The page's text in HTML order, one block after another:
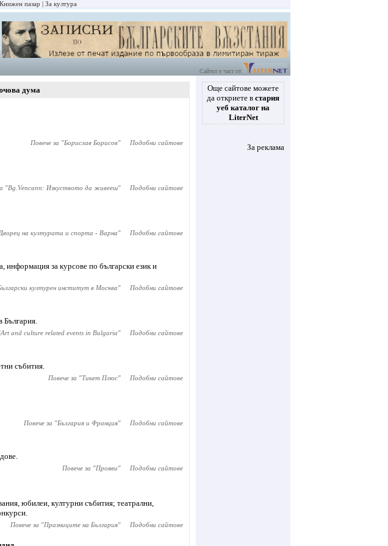
Книжен пазар За култура
Сайтът е част от
дума
Повече за "Борислав Борисов" Подобни сайтове
"Bg.Vencann: Изкуството да живееш" Подобни сайтове
Дворец на културата и спорта - Варна" Подобни сайтове
информация за курсове по български език и
културен институт в Москва" Подобни сайтове
България.
Art and culture related events in Bulgaria" Подобни сайтове
събития.
Повече за "Тикет Плюс" Подобни сайтове
Повече за "България и Франция" Подобни сайтове
Повече за "Прояви" Подобни сайтове
юбилеи, културни събития; театрални,
Повече за "Празниците на България" Подобни сайтове
Още сайтове можете
да откриете в стария
уеб каталог на
LiterNet
За реклама